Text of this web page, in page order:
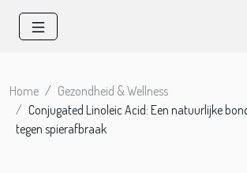
Home
Gezondheid & Wellness
Conjugated Linoleic Acid: Een natuurlijke
tegen spierafbraak